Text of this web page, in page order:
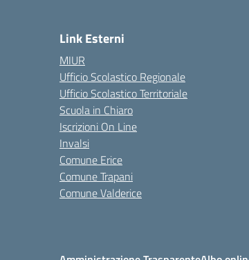
Link Esterni
MIUR
Ufficio Scolastico Regionale
Ufficio Scolastico Territoriale
Scuola in Chiaro
Iscrizioni On Line
Invalsi
Comune Erice
Comune Trapani
Comune Valderice